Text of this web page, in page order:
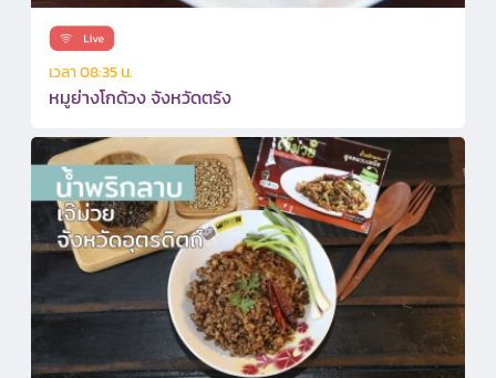
เวลา 08:35 น.
หมูย่างโกด้วง จังหวัดตรัง